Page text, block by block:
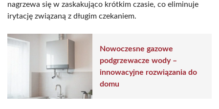
nagrzewa się w zaskakująco krótkim czasie, co eliminuje
irytację związaną z długim czekaniem.
Nowoczesne gazowe
podgrzewacze wody –
innowacyjne rozwiązania do
domu